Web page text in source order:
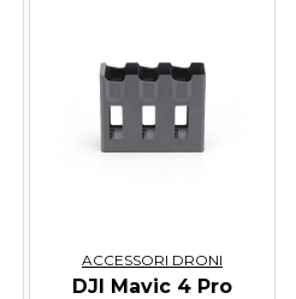
ACCESSORI DRONI
DJI Mavic 4 Pro